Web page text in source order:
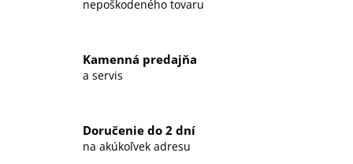
d
i
v
k
nepoškodeného tovaru
Kamenná predajňa
a servis
Doručenie do 2 dní
na akúkoľvek adresu